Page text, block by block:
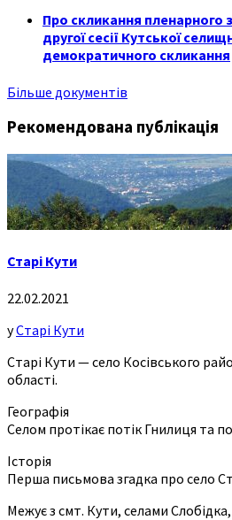
Про скликання пленарного
другої сесії Кутської
демократичного скликання
Більше документів
Рекомендована публікація
Старі Кути
22.02.2021
уСтарі Кути
Старі Кути — село Косівського
області.
Географія
Селом протікає потік Гнилиця та
Історія
Перша письмова згадка про село
Межує з смт. Кути, селами